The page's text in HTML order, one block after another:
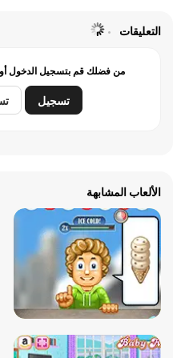
التعليقات
من فضلك قم بتسجيل الدخول
تسجيل
الألعاب المشابهة